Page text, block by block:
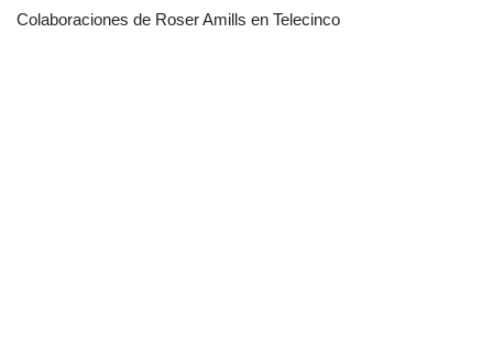
Colaboraciones de Roser Amills en Telecinco